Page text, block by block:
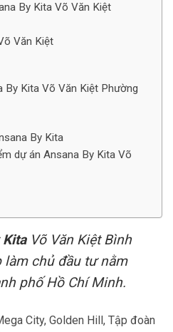
By Kita Võ Văn Kiệt
Văn Kiệt
By Kita Võ Văn Kiệt Phường
By Kita
dự án Ansana By Kita Võ
Võ Văn Kiệt Bình
làm chủ đầu tư nằm
phố Hồ Chí Minh.
City, Golden Hill, Tập đoàn